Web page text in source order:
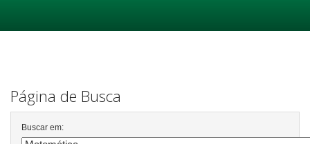
Página de Busca
Buscar em: